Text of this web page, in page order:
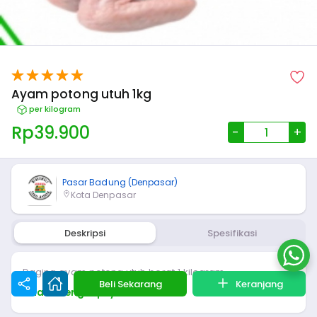
Ayam potong utuh 1kg
per kilogram
Rp39.900 - +
Pasar Badung (Denpasar)
Kota Denpasar
Deskripsi Spesifikasi
Daging ayam potong utuh berat 1 kilogram
Lihat Selengkapnya
Beli Sekarang Keranjang